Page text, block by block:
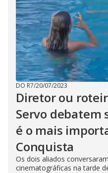
DO R7/20/07/2023
Diretor ou
Servo debatem
é o mais
Conquista
Os dois aliados
cinematográficas na tarde